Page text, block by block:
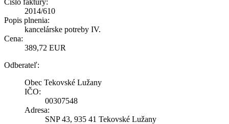
2014/610
Popis plnenia:
kancelárske potreby IV.
Cena:
389,72 EUR
Odberateľ:
Obec Tekovské Lužany
IČO:
00307548
Adresa:
SNP 43, 935 41 Tekovské Lužany